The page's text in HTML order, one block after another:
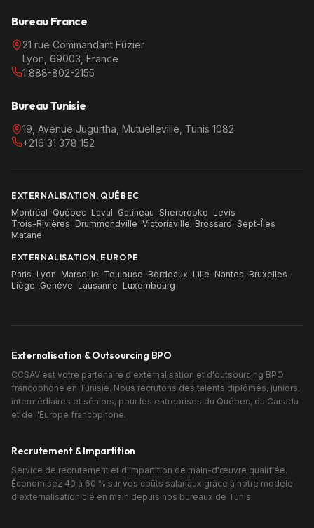
Bureau France
21 rue Commandant Fuzier
Lyon, 69003, France
1 888-802-2155
Bureau Tunisie
19, Avenue Jugurtha, Mutuelleville, Tunis 1082
+216 31 378 152
EXTERNALISATION, QUÉBEC
Montréal ·Québec ·Laval ·Gatineau ·Sherbrooke ·Lévis ·
Trois-Rivières ·Drummondville ·Victoriaville ·Brossard ·Sept-Îles ·
Matane
EXTERNALISATION, EUROPE
Paris ·Lyon ·Marseille ·Toulouse ·Bordeaux ·Lille ·Nantes ·Bruxelles ·
Liège ·Genève ·Lausanne ·Luxembourg
Externalisation & Outsourcing BPO
CCSAV est votre partenaire d'externalisation et d'outsourcing BPO
francophone en Tunisie. Nous recrutons des talents diplômés, juniors,
intermédiaires et séniors, pour les entreprises du Québec, du Canada
et de l'Europe francophone.
Recrutement & Impartition
Service de recrutement et d'impartition de main-d'œuvre qualifiée.
Économisez 40 à 60 % sur vos coûts salariaux grâce à notre modèle
d'externalisation clé en main depuis nos bureaux de Tunis.